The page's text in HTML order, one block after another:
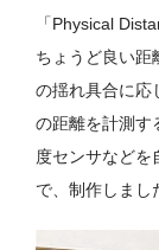
「Physical
ちょうど良い距
の揺れ具合に応
の距離を計測す
度センサなどを
で、制作しまし